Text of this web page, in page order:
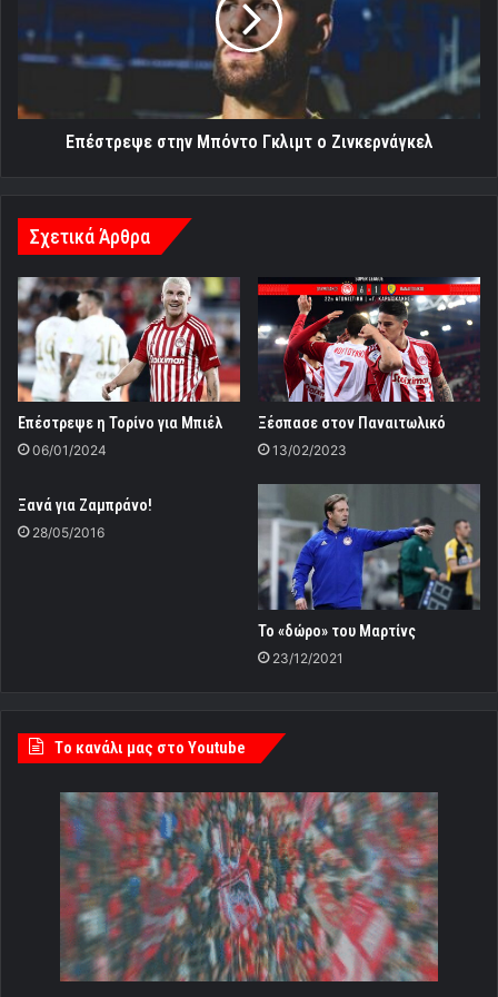
Ζινκερνάγκελ
Επέστρεψε στην Μπόντο Γκλιμτ ο Ζινκερνάγκελ
Σχετικά Άρθρα
Επέστρεψε η Τορίνο για Μπιέλ
06/01/2024
Ξέσπασε στον Παναιτωλικό
13/02/2023
Ξανά για Ζαμπράνο!
28/05/2016
Το «δώρο» του Μαρτίνς
23/12/2021
Tο κανάλι μας στο Youtube